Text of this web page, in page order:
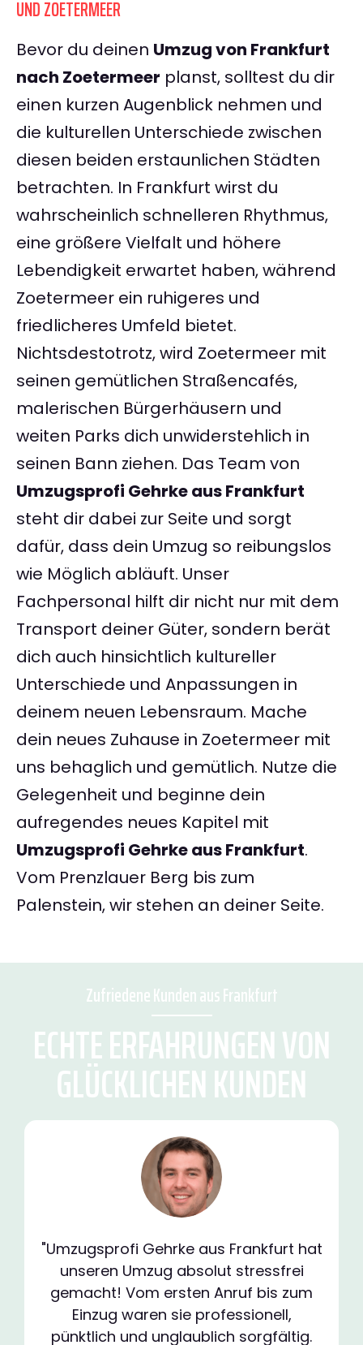
UND ZOETERMEER
Bevor du deinen Umzug von Frankfurt
nach Zoetermeer planst, solltest du dir
einen kurzen Augenblick nehmen und
die kulturellen Unterschiede zwischen
diesen beiden erstaunlichen Städten
betrachten. In Frankfurt wirst du
wahrscheinlich schnelleren Rhythmus,
eine größere Vielfalt und höhere
Lebendigkeit erwartet haben, während
Zoetermeer ein ruhigeres und
friedlicheres Umfeld bietet.
Nichtsdestotrotz, wird Zoetermeer mit
seinen gemütlichen Straßencafés,
malerischen Bürgerhäusern und
weiten Parks dich unwiderstehlich in
seinen Bann ziehen. Das Team von
Umzugsprofi Gehrke aus Frankfurt
steht dir dabei zur Seite und sorgt
dafür, dass dein Umzug so reibungslos
wie Möglich abläuft. Unser
Fachpersonal hilft dir nicht nur mit dem
Transport deiner Güter, sondern berät
dich auch hinsichtlich kultureller
Unterschiede und Anpassungen in
deinem neuen Lebensraum. Mache
dein neues Zuhause in Zoetermeer mit
uns behaglich und gemütlich. Nutze die
Gelegenheit und beginne dein
aufregendes neues Kapitel mit
Umzugsprofi Gehrke aus Frankfurt.
Vom Prenzlauer Berg bis zum
Palenstein, wir stehen an deiner Seite.
Zufriedene Kunden aus Frankfurt
ECHTE ERFAHRUNGEN VON
GLÜCKLICHEN KUNDEN
"Umzugsprofi Gehrke aus Frankfurt hat
unseren Umzug absolut stressfrei
gemacht! Vom ersten Anruf bis zum
Einzug waren sie professionell,
pünktlich und unglaublich sorgfältig.